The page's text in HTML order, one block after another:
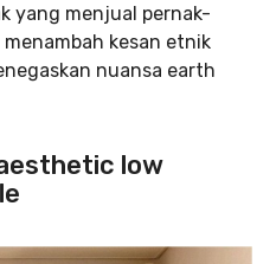
yang menjual pernak-
kesan etnik
nuansa earth
low